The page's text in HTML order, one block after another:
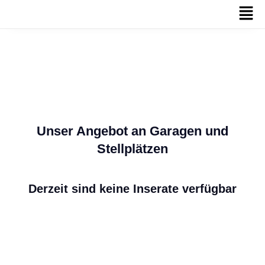
Unser Angebot an Garagen und
Stellplätzen
Derzeit sind keine Inserate verfügbar